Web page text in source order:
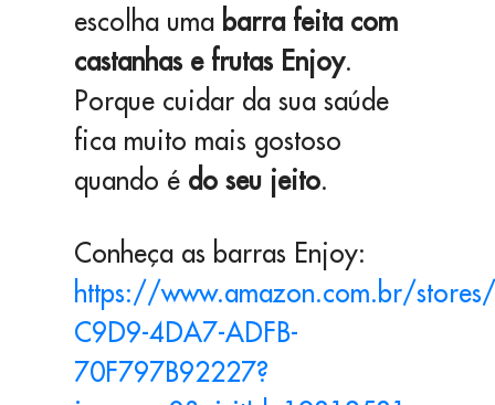
escolha uma barra feita com
castanhas e frutas Enjoy.
Porque cuidar da sua saúde
fica muito mais gostoso
quando é do seu jeito.
Conheça as barras Enjoy:
https://www.amazon.com.br/
C9D9-4DA7-ADFB-
70F797B92227?